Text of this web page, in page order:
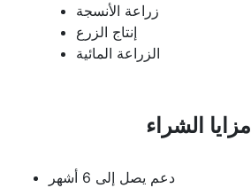
زراعة الأنسجة
إنتاج الزرع
الزراعة المائية
مزايا الشراء
دعم يصل إلى 6 أشهر